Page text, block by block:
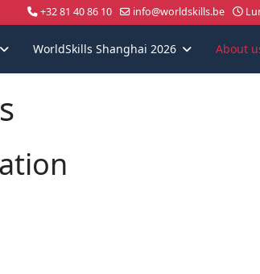
+32 81 40 86 10 info@worldskills.be
WorldSkills Shanghai 2026 About